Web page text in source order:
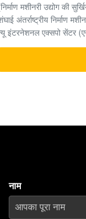
[वैश्विक निर्माण
इंजीनियरिंग के क्षेत्र
हैं। एक उत्खननकर्ता की
मोटर और रेड्यूसर
नाम